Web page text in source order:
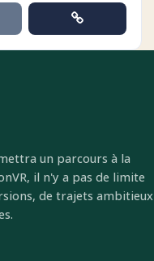
un parcours à la
il n'y a pas de limite
de trajets ambitieux